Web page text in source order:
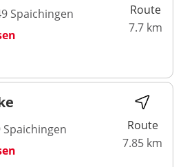
Spaichingen
Route
7.7 km
Route
7.85 km